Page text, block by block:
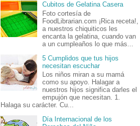
Cubitos de Gelatina Casera
Foto cortesía de
FoodLibrarian.com ¡Rica receta!,
a nuestros chiquiticos les
encanta la gelatina, cuando van
a un cumpleaños lo que más...
5 Cumplidos que tus hijos
necesitan escuchar
Los niños miran a su mamá
como su apoyo. Halagar a
nuestros hijos significa darles el
empujón que necesitan. 1.
Halaga su carácter. Cu...
Día Internacional de los